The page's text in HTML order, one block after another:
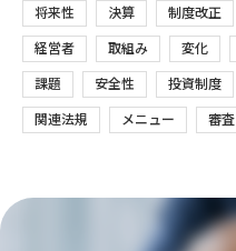
将来性 決算 制度改正
経営者 取組み 変化
課題 安全性 投資制度
関連法規 メニュー 審査